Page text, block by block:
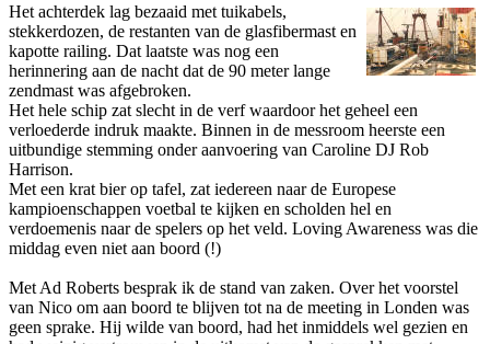
Het achterdek lag bezaaid met tuikabels,
stekkerdozen, de restanten van de glasfibermast en
kapotte railing. Dat laatste was nog een
herinnering aan de nacht dat de 90 meter lange
zendmast was afgebroken.
Het hele schip zat slecht in de verf waardoor het geheel een
verloederde indruk maakte. Binnen in de messroom heerste een
uitbundige stemming o­nder aanvoering van Caroline DJ Rob
Harrison.
Met een krat bier op tafel, zat iedereen naar de Europese
kampioenschappen voetbal te kijken en scholden hel en
verdoemenis naar de spelers op het veld. Loving Awareness was die
middag even niet aan boord (!)
Met Ad Roberts besprak ik de stand van zaken. Over het voorstel
van Nico om aan boord te blijven tot na de meeting in Londen was
geen sprake. Hij wilde van boord, had het inmiddels wel gezien en